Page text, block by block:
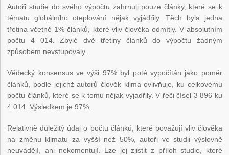
Autoři studie do svého výpočtu zahrnuli pouze články, které se k
tématu globálního oteplování nějak vyjádřily. Těch byla jedna
třetina včetně 1% článků, které vliv člověka odmítly. V absolutním
počtu 4 014. Zbylé dvě třetiny článků do výpočtu žádným
způsobem nevstupovaly.
Vědecký konsensus ve výši 97% byl poté vypočítán jako poměr
článků, podle jejichž autorů člověk klima ovlivňuje, ku celkovému
počtu článků, které se k tomu nějak vyjádřily. V řeči čísel 3 896 ku
4 014. Výsledkem je 97%.
Relativně důležitý údaj o počtu článků, které považují vliv člověka
na změnu klimatu za vyšší než 50%, autoři ve studii výslovně
neuvádějí, ani nekomentují. Lze jej zjistit z příloh studie, které